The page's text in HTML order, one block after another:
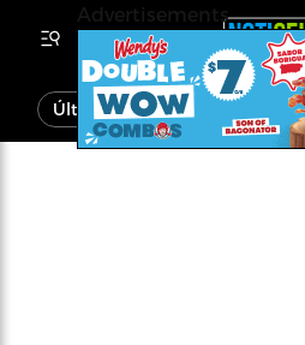
Última Hora Noticias
Advertisements